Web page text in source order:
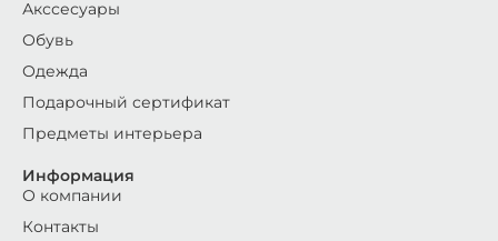
Акссесуары
Обувь
Одежда
Подарочный сертификат
Предметы интерьера
Информация
О компании
Контакты